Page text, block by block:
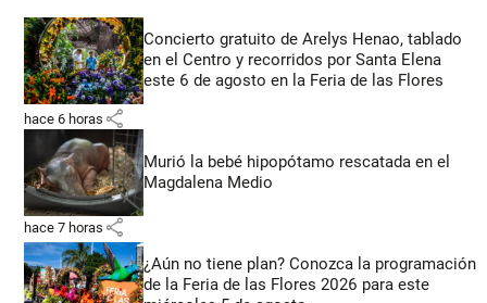
Concierto gratuito de Arelys Henao, tablado
en el Centro y recorridos por Santa Elena
este 6 de agosto en la Feria de las Flores
hace 6 horas share
Murió la bebé hipopótamo rescatada en el
Magdalena Medio
hace 7 horas share
¿Aún no tiene plan? Conozca la programación
de la Feria de las Flores 2026 para este